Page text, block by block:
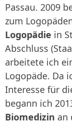
Passau. 2009
zum
Logopädie in
Abschluss
arbeitete ich
Logopäde. Da
Interesse für
begann ich
Biomedizin an